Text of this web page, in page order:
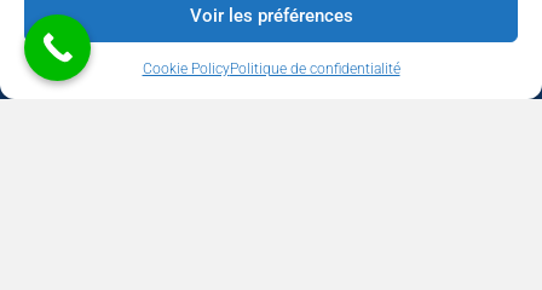
Voir les préférences
Cookie PolicyPolitique de confidentialité
LES BÂTISSEURS DE LIÈGE
Par le Walhardent